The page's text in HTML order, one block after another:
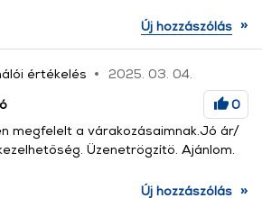
Új hozzászólás »
értékelés
2025. 03. 04.
0
megfelelt a várakozásaimnak.Jó ár/
Üzenetrögzítö. Ajánlom.
Új hozzászólás »